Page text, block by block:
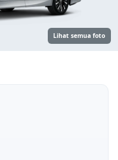
Lihat semua foto